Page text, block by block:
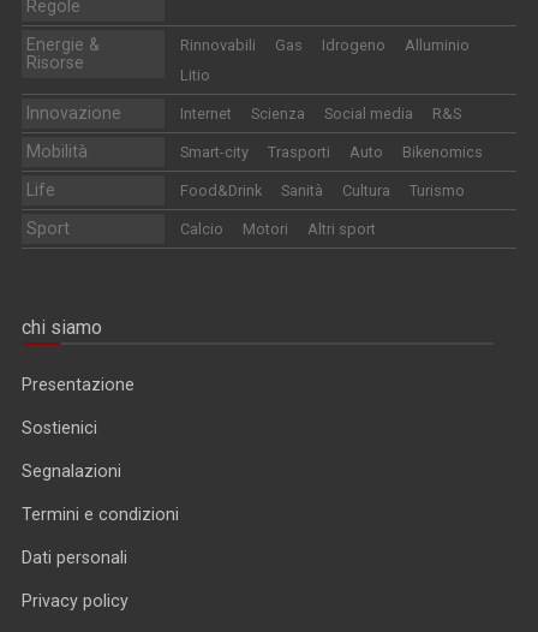
Regole
Energie &
Risorse
Rinnovabili Gas Idrogeno
Alluminio
Litio
Innovazione Internet Scienza Social media R&S
Mobilità Smart-city Trasporti Auto Bikenomics
Life Food&Drink Sanità Cultura Turismo
Sport Calcio Motori Altri sport
chi siamo
Presentazione
Sostienici
Segnalazioni
Termini e condizioni
Dati personali
Privacy policy